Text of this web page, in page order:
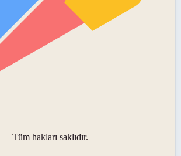
— Tüm hakları saklıdır.